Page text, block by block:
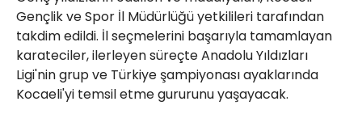
Gençlik ve Spor İl Müdürlüğü yetkilileri tarafından
takdim edildi. İl seçmelerini başarıyla tamamlayan
karateciler, ilerleyen süreçte Anadolu Yıldızları
Ligi'nin grup ve Türkiye şampiyonası ayaklarında
Kocaeli'yi temsil etme gururunu yaşayacak.